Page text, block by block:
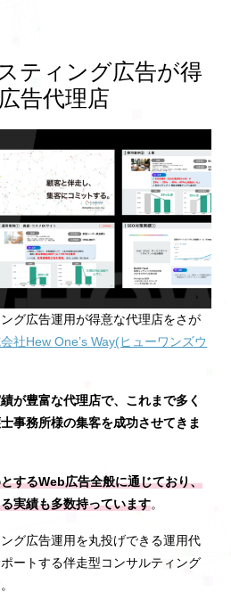
ティング広告が得
告代理店
グ広告運用が得意な代理店をさが
社Hew One’s Way(ヒューワンズウ
が豊富な代理店で、これまで多く
事務所様の集客を成功させてきま
するWeb広告全般に通じており、
実績も多数持っています。
グ広告運用を丸投げできる運用代
ートする伴走型コンサルティング